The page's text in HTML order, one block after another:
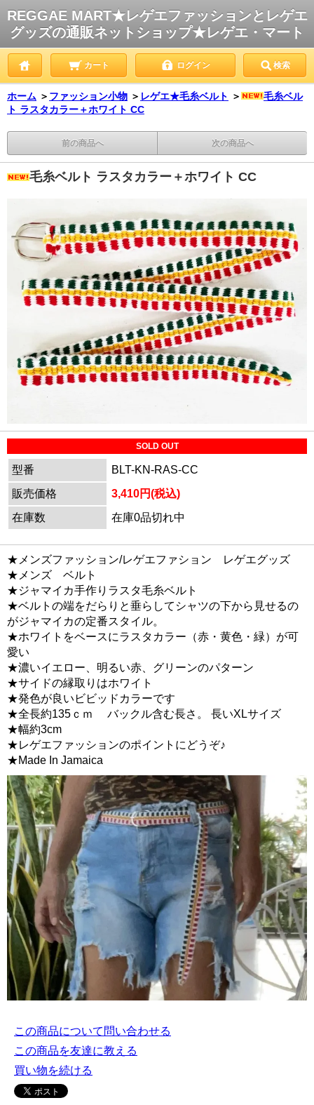
REGGAE MART★レゲエファッションとレゲエ
グッズの通販ネットショップ★レゲエ・マート
カート ログイン 検索
ホーム ＞ ファッション小物 ＞ レゲエ★毛糸ベルト ＞
毛糸ベル
ト ラスタカラー＋ホワイト CC
前の商品へ 次の商品へ
毛糸ベルト ラスタカラー＋ホワイト CC
SOLD OUT
型番
BLT-KN-RAS-CC
販売価格
3,410円(税込)
在庫数
在庫0品切れ中
★メンズファッション/レゲエファション レゲエグッズ
★メンズ ベルト
★ジャマイカ手作りラスタ毛糸ベルト
★ベルトの端をだらりと垂らしてシャツの下から見せるの
がジャマイカの定番スタイル。
★ホワイトをベースにラスタカラー（赤・黄色・緑）が可
愛い
★濃いイエロー、明るい赤、グリーンのパターン
★サイドの縁取りはホワイト
★発色が良いビビッドカラーです
★全長約135ｃｍ バックル含む長さ。 長いXLサイズ
★幅約3cm
★レゲエファッションのポイントにどうぞ♪
★Made In Jamaica
この商品について問い合わせる
この商品を友達に教える
買い物を続ける